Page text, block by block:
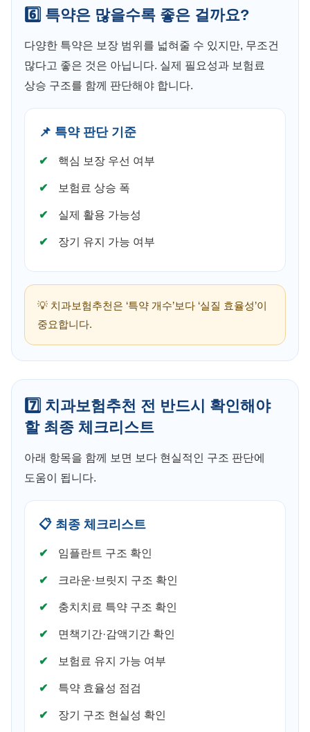
6️⃣ 특약은 많을수록 좋은 걸까요?
다양한 특약은 보장 범위를 넓혀줄 수 있지만, 무조건
많다고 좋은 것은 아닙니다. 실제 필요성과 보험료
상승 구조를 함께 판단해야 합니다.
📌 특약 판단 기준
핵심 보장 우선 여부
보험료 상승 폭
실제 활용 가능성
장기 유지 가능 여부
💡 치과보험추천은 ‘특약 개수’보다 ‘실질 효율성’이
중요합니다.
7️⃣ 치과보험추천 전 반드시 확인해야
할 최종 체크리스트
아래 항목을 함께 보면 보다 현실적인 구조 판단에
도움이 됩니다.
📋 최종 체크리스트
임플란트 구조 확인
크라운·브릿지 구조 확인
충치치료 특약 구조 확인
면책기간·감액기간 확인
보험료 유지 가능 여부
특약 효율성 점검
장기 구조 현실성 확인